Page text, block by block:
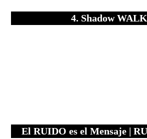
4. Shadow
El RUIDO es el Mensaje |